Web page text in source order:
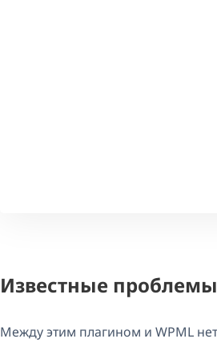
Известные проблемы
Между этим плагином и WPML